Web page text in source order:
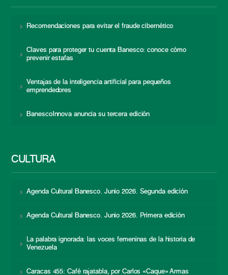
Recomendaciones para evitar el fraude cibernético
Claves para proteger tu cuenta Banesco: conoce cómo
prevenir estafas
Ventajas de la inteligencia artificial para pequeños
emprendedores
BanescoInnova anuncia su tercera edición
CULTURA
Agenda Cultural Banesco. Junio 2026. Segunda edición
Agenda Cultural Banesco. Junio 2026. Primera edición
La palabra ignorada: las voces femeninas de la historia de
Venezuela
Caracas 455: Café rajatabla, por Carlos «Caque» Armas